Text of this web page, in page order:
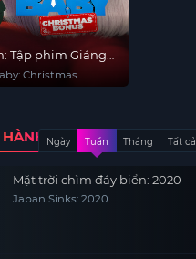
Tập phim Giáng
Christmas
Ngày Tuần Tháng Tất cả
Mặt trời chìm đáy biển: 2020
Japan Sinks: 2020